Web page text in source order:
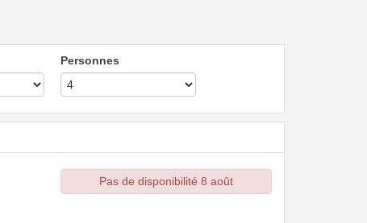
Personnes
Pas de disponibilité 8 août